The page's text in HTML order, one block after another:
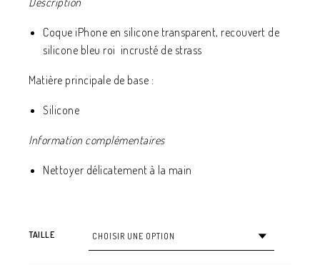
Coque iPhone en silicone transparent, recouvert de
silicone bleu roi incrusté de strass
Matière principale de base :
Silicone
Information complémentaires
Nettoyer délicatement à la main
TAILLE